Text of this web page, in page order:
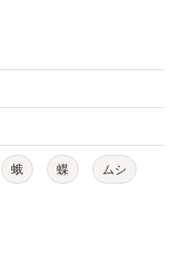
蛾 蝶 ムシ